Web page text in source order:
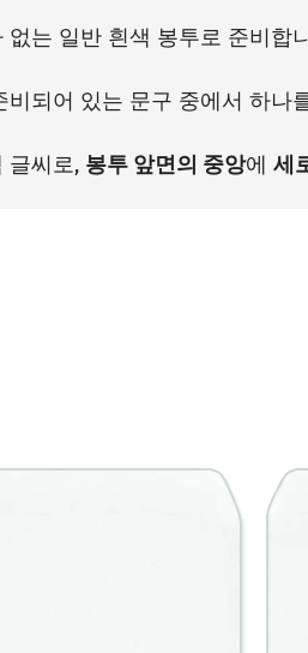
없는 일반 흰색 봉투로 준비합
비되어 있는 문구 중에서 하나
글씨로, 봉투 앞면의 중앙에세